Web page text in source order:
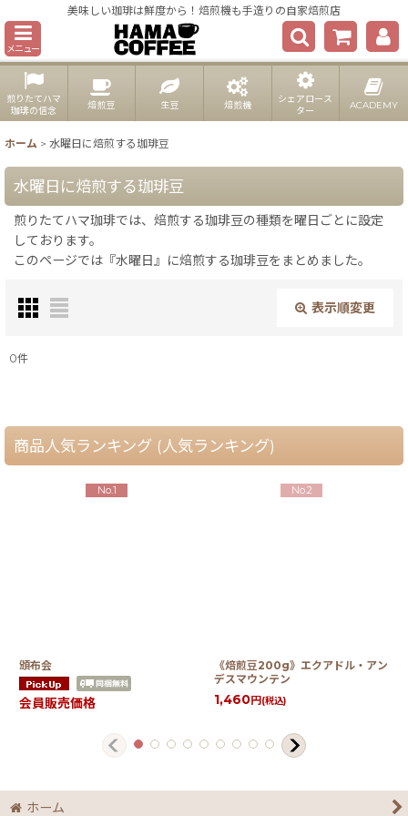
美味しい珈琲は鮮度から！焙煎機も手造りの自家焙煎店
メニュー
煎りたてハマ
珈琲の信念
焙煎豆 生豆 焙煎機
シェアロース
ター
ACADEMY
ホーム > 水曜日に焙煎する珈琲豆
水曜日に焙煎する珈琲豆
煎りたてハマ珈琲では、焙煎する珈琲豆の種類を曜日ごとに設定
しております。
このページでは『水曜日』に焙煎する珈琲豆をまとめました。
表示順変更
並び順:
0件
商品人気ランキング (人気ランキング)
No.1
頒布会
会員販売価格
No.2
《焙煎豆200g》エクアドル・アン
デスマウンテン
1,460円 (税込)
ホーム